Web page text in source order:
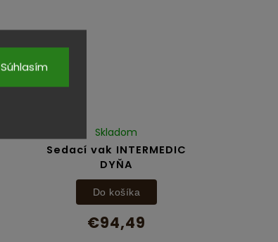
Súhlasím
Sedací vak INTERMEDIC
DYŇA
Skladom
€94,49
Do košíka